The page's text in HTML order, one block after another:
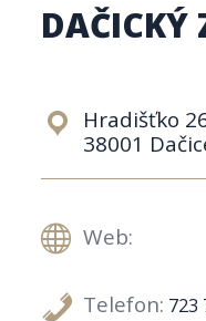
DAČICKÝ
Hradišťko
38001
Web:
Telefon: 723